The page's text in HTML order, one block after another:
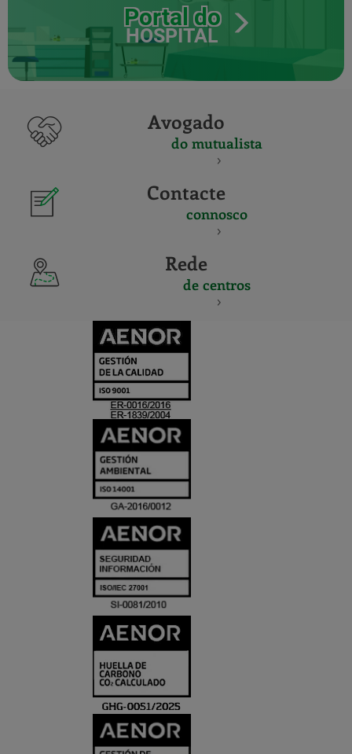
Portal do
HOSPITAL
Avogado
do mutualista
Contacte
connosco
Rede
de centros